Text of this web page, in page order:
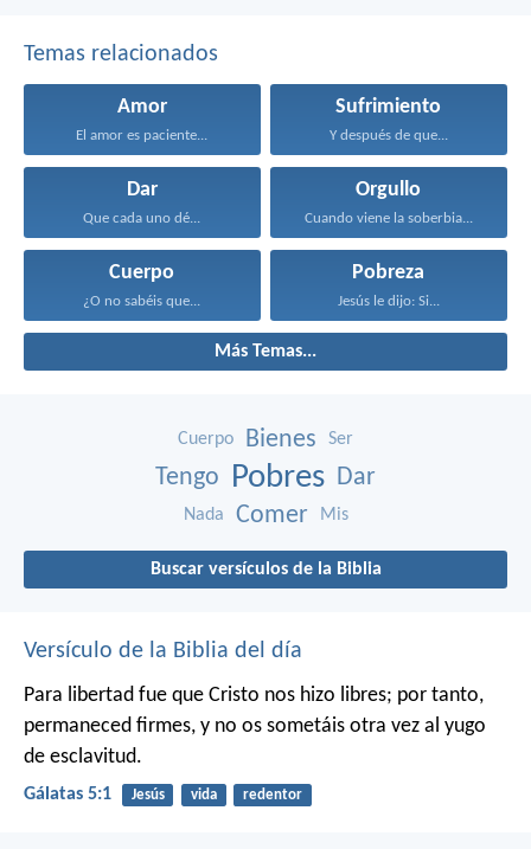
Temas relacionados
Amor
El amor es paciente...
Sufrimiento
Y después de que...
Dar
Que cada uno dé...
Orgullo
Cuando viene la soberbia...
Cuerpo
¿O no sabéis que...
Pobreza
Jesús le dijo: Si...
Más Temas...
Cuerpo Bienes Ser
Tengo Pobres Dar
Nada Comer Mis
Buscar versículos de la Biblia
Versículo de la Biblia del día
Para libertad fue que Cristo nos hizo libres; por tanto,
permaneced firmes, y no os sometáis otra vez al yugo
de esclavitud.
Gálatas 5:1 Jesús vida redentor